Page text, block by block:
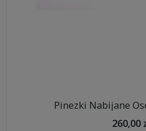
Pinezki Nabijane
260,00